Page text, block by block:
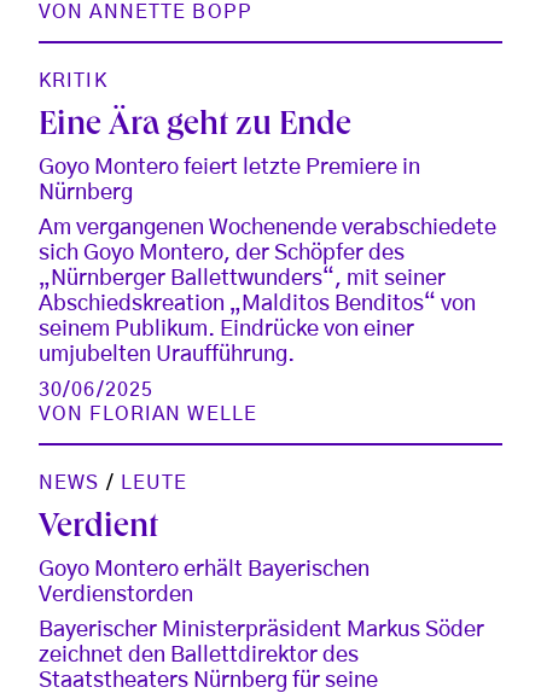
VONANNETTE BOPP
KRITIK
Eine Ära geht zu Ende
Goyo Montero feiert letzte Premiere in
Nürnberg
Am vergangenen Wochenende verabschiedete
sich Goyo Montero, der Schöpfer des
„Nürnberger Ballettwunders“, mit seiner
Abschiedskreation „Malditos Benditos“ von
seinem Publikum. Eindrücke von einer
umjubelten Uraufführung.
30/06/2025
VON
FLORIAN WELLE
NEWS / LEUTE
Verdient
Goyo Montero erhält Bayerischen
Verdienstorden
Bayerischer Ministerpräsident Markus Söder
zeichnet den Ballettdirektor des
Staatstheaters Nürnberg für seine